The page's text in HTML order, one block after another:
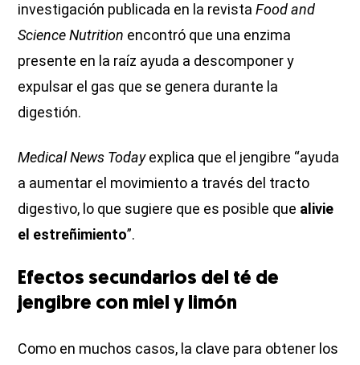
investigación publicada en la revista Food and
Science Nutrition encontró que una enzima
presente en la raíz ayuda a descomponer y
expulsar el gas que se genera durante la
digestión.
Medical News Todayexplica que el jengibre “ayuda
a aumentar el movimiento a través del tracto
digestivo, lo que sugiere que es posible que alivie
el estreñimiento”.
Efectos secundarios del té de
jengibre con miel y limón
Como en muchos casos, la clave para obtener los